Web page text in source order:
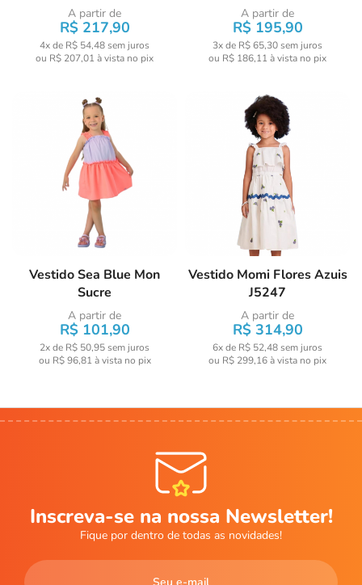
A partir de
R$ 217,90
4x de R$ 54,48sem juros
ou R$ 207,01 à vista no pix
A partir de
R$ 195,90
3x de R$ 65,30sem juros
ou R$ 186,11 à vista no pix
Vestido Sea Blue Mon
Sucre
A partir de
R$ 101,90
2x de R$ 50,95sem juros
ou R$ 96,81 à vista no pix
Vestido Momi Flores Azuis
J5247
A partir de
R$ 314,90
6x de R$ 52,48sem juros
ou R$ 299,16à vista no pix
Inscreva-se na nossa Newsletter!
Fique por dentro de todas as novidades!